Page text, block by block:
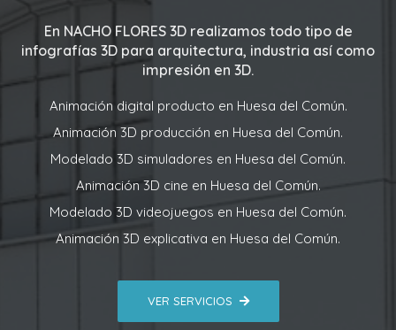
En NACHO FLORES 3Drealizamos todo tipo de
infografías 3D para arquitectura, industria así como
impresión en 3D.
Animación digital producto en Huesa del Común.
Animación 3D producción en Huesa del Común.
Modelado 3D simuladores en Huesa del Común.
Animación 3D cine en Huesa del Común.
Modelado 3D videojuegos en Huesa del Común.
Animación 3D explicativa en Huesa del Común.
VER SERVICIOS